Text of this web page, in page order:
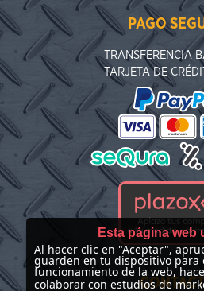
PAGO
TRANSFERENCIA
TARJETA DE
Esta página web
Al hacer clic en "Aceptar",
guarden en tu dispositivo para
funcionamiento de la web,
colaborar con estudios de